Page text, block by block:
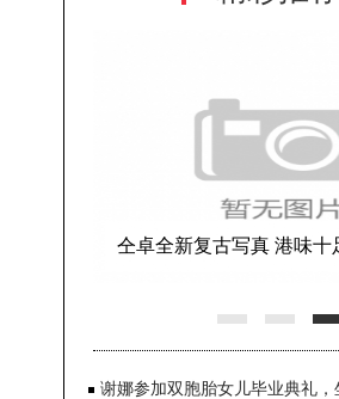
仝卓全新复古写真 港味十
谢娜参加双胞胎女儿毕业典礼，